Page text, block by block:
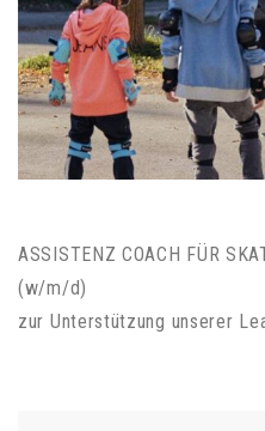
ASSISTENZ COACH FÜR
(w/m/d)
zur Unterstützung unserer